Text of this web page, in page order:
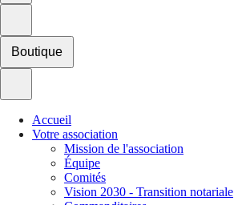
Boutique
Accueil
Votre association
Mission de l'association
Équipe
Comités
Vision 2030 - Transition notariale